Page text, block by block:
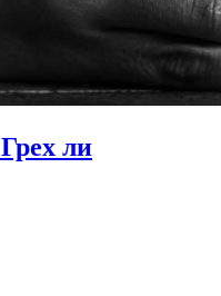
Грех ли